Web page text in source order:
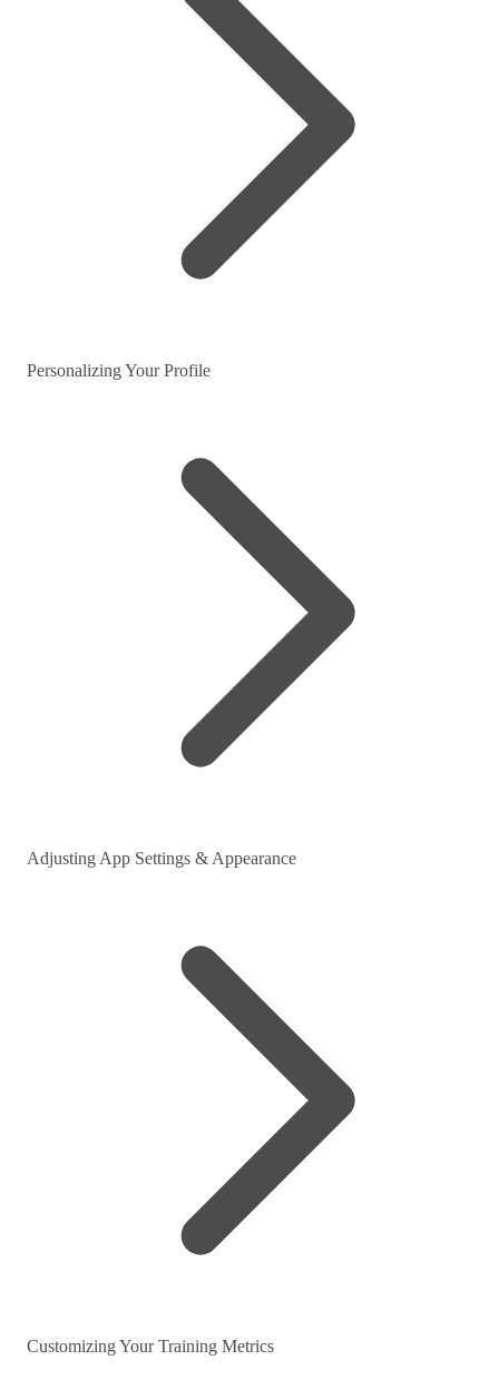
Personalizing Your Profile
Adjusting App Settings & Appearance
Customizing Your Training Metrics